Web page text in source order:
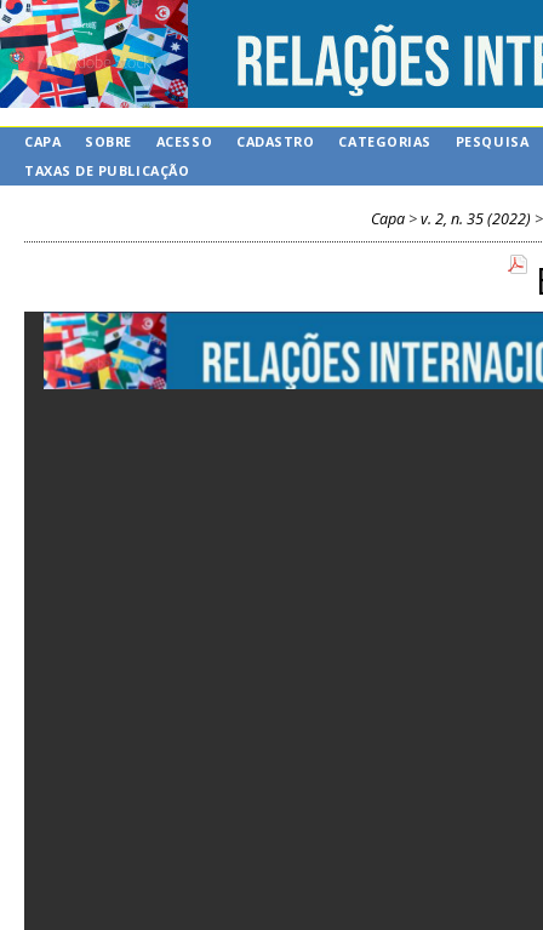
CAPA SOBRE ACESSO CADASTRO CATEGORIAS
PESQUISA
TAXAS DE PUBLICAÇÃO
Capa >v. 2, n. 35 (2022)